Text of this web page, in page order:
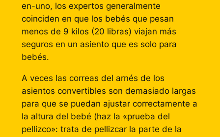
en-uno, los expertos generalmente
coinciden en que los bebés que pesan
menos de 9 kilos (20 libras) viajan más
seguros en un asiento que es solo para
bebés.
A veces las correas del arnés de los
asientos convertibles son demasiado largas
para que se puedan ajustar correctamente a
la altura del bebé (haz la «prueba del
pellizco»: trata de pellizcar la parte de la